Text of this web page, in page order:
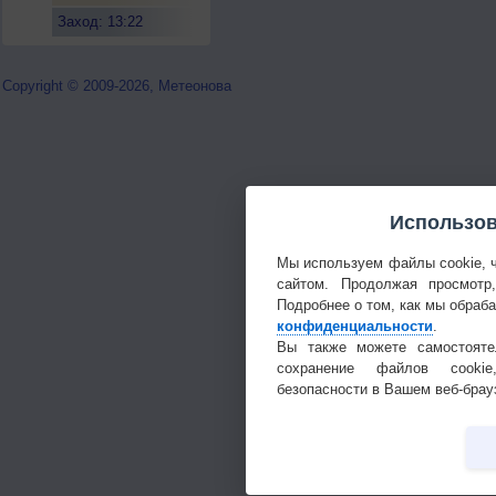
Заход: 13:22
Copyright © 2009-2026, Метеонова
Мы используем файлы cookie,
сайтом. Продолжая
Подробнее о том, как мы
конфиденциальности.
Вы также можете
сохранение файлов
безопасности в Вашем веб-